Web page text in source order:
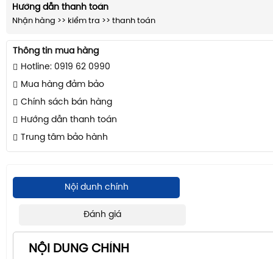
Hướng dẫn thanh toán
Nhận hàng >> kiểm tra >> thanh toán
Thông tin mua hàng
Hotline: 0919 62 0990
Mua hàng đảm bảo
Chính sách bán hàng
Hướng dẫn thanh toán
Trung tâm bảo hành
Nội dunh chính
Đánh giá
NỘI DUNG CHÍNH